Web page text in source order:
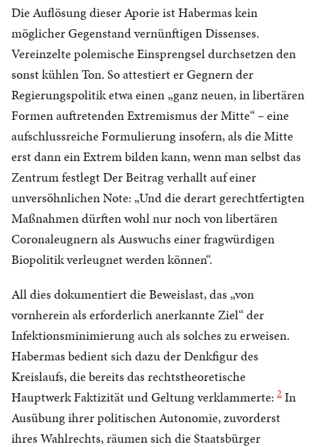
Die Auflösung dieser Aporie ist Habermas kein
möglicher Gegenstand vernünftigen Dissenses.
Vereinzelte polemische Einsprengsel durchsetzen den
sonst kühlen Ton. So attestiert er Gegnern der
Regierungspolitik etwa einen „ganz neuen, in libertären
Formen auftretenden Extremismus der Mitte“ – eine
aufschlussreiche Formulierung insofern, als die Mitte
erst dann ein Extrem bilden kann, wenn man selbst das
Zentrum festlegt Der Beitrag verhallt auf einer
unversöhnlichen Note: „Und die derart gerechtfertigten
Maßnahmen dürften wohl nur noch von libertären
Coronaleugnern als Auswuchs einer fragwürdigen
Biopolitik verleugnet werden können“.
All dies dokumentiert die Beweislast, das „von
vornherein als erforderlich anerkannte Ziel“ der
Infektionsminimierung auch als solches zu erweisen.
Habermas bedient sich dazu der Denkfigur des
Kreislaufs, die bereits das rechtstheoretische
Hauptwerk Faktizität und Geltung verklammerte: 2 In
Ausübung ihrer politischen Autonomie, zuvorderst
ihres Wahlrechts, räumen sich die Staatsbürger